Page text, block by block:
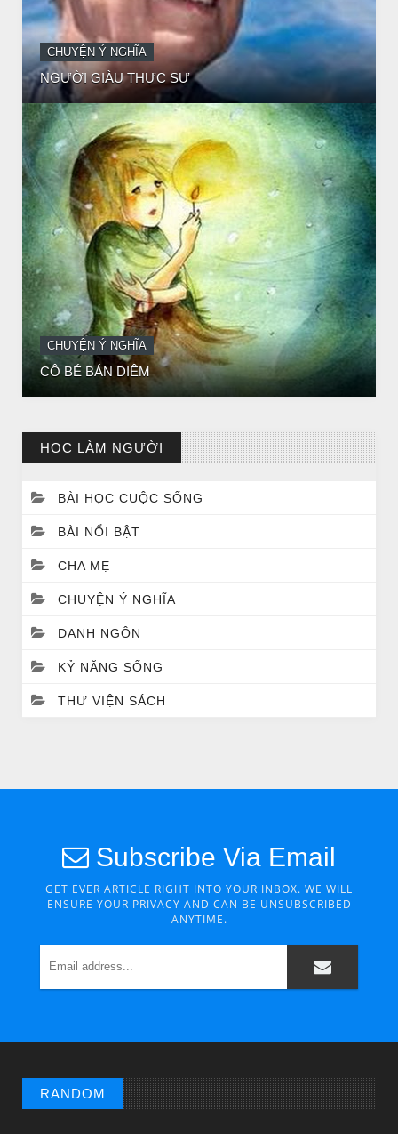
CHUYỆN Ý NGHĨA
CÔ BÉ BÁN DIÊM
CHUYỆN Ý NGHĨA
ĐÊM NOEL ĐẸP NHẤT TRONG ĐỜI
CHUYỆN Ý NGHĨA
Chuyện Ý Nghĩa: Chết vì yêu
Chuyen Y Nghia: Thien Chua Luon Tha Thu
HỌC LÀM NGƯỜI
BÀI HỌC CUỘC SỐNG
BÀI NỔI BẬT
CHA MẸ
CHUYỆN Ý NGHĨA
DANH NGÔN
KỶ NĂNG SỐNG
THƯ VIỆN SÁCH
Subscribe Via Email
GET EVER ARTICLE RIGHT INTO YOUR INBOX. WE WILL
ENSURE YOUR PRIVACY AND CAN BE UNSUBSCRIBED
ANYTIME.
RANDOM